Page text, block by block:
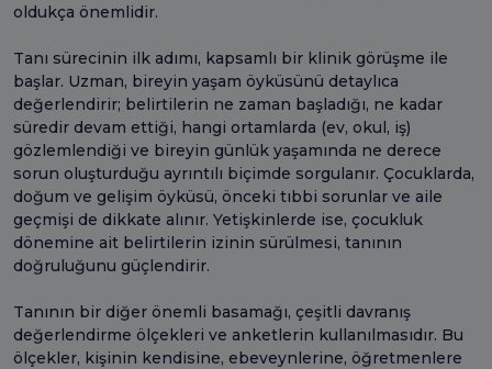
oldukça önemlidir.
Tanı sürecinin ilk adımı, kapsamlı bir klinik görüşme ile
başlar. Uzman, bireyin yaşam öyküsünü detaylıca
değerlendirir; belirtilerin ne zaman başladığı, ne kadar
süredir devam ettiği, hangi ortamlarda (ev, okul, iş)
gözlemlendiği ve bireyin günlük yaşamında ne derece
sorun oluşturduğu ayrıntılı biçimde sorgulanır. Çocuklarda,
doğum ve gelişim öyküsü, önceki tıbbi sorunlar ve aile
geçmişi de dikkate alınır. Yetişkinlerde ise, çocukluk
dönemine ait belirtilerin izinin sürülmesi, tanının
doğruluğunu güçlendirir.
Tanının bir diğer önemli basamağı, çeşitli davranış
değerlendirme ölçekleri ve anketlerin kullanılmasıdır. Bu
ölçekler, kişinin kendisine, ebeveynlerine, öğretmenlere